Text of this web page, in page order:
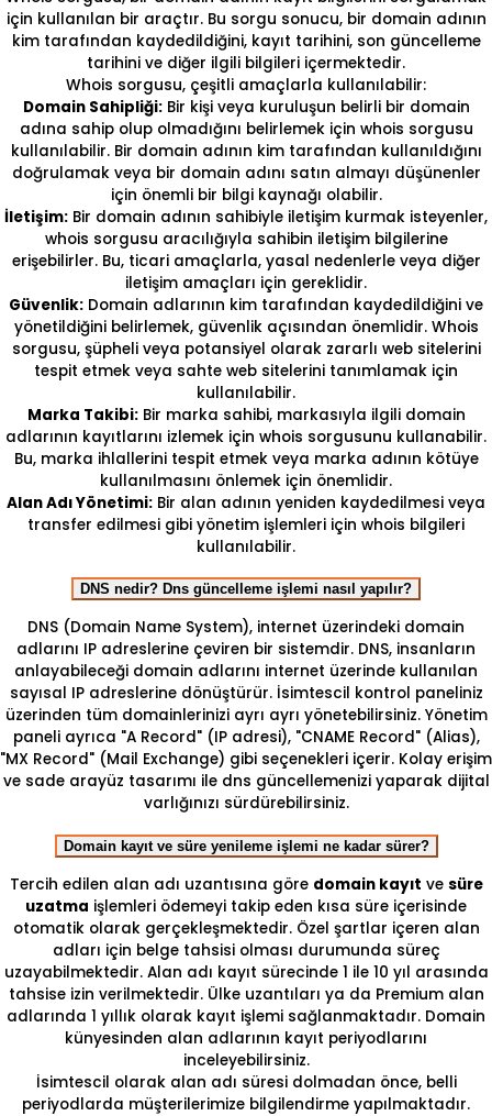
için kullanılan bir araçtır. Bu sorgu sonucu, bir domain adının
kim tarafından kaydedildiğini, kayıt tarihini, son güncelleme
tarihini ve diğer ilgili bilgileri içermektedir.
Whois sorgusu, çeşitli amaçlarla kullanılabilir:
Domain Sahipliği:Bir kişi veya kuruluşun belirli bir domain
adına sahip olup olmadığını belirlemek için whois sorgusu
kullanılabilir. Bir domain adının kim tarafından kullanıldığını
doğrulamak veya bir domain adını satın almayı düşünenler
için önemli bir bilgi kaynağı olabilir.
İletişim: Bir domain adının sahibiyle iletişim kurmak isteyenler,
whois sorgusu aracılığıyla sahibin iletişim bilgilerine
erişebilirler. Bu, ticari amaçlarla, yasal nedenlerle veya diğer
iletişim amaçları için gereklidir.
Güvenlik: Domain adlarının kim tarafından kaydedildiğini ve
yönetildiğini belirlemek, güvenlik açısından önemlidir. Whois
sorgusu, şüpheli veya potansiyel olarak zararlı web sitelerini
tespit etmek veya sahte web sitelerini tanımlamak için
kullanılabilir.
Marka Takibi:Bir marka sahibi, markasıyla ilgili domain
adlarının kayıtlarını izlemek için whois sorgusunu kullanabilir.
Bu, marka ihlallerini tespit etmek veya marka adının kötüye
kullanılmasını önlemek için önemlidir.
Alan Adı Yönetimi: Bir alan adının yeniden kaydedilmesi veya
transfer edilmesi gibi yönetim işlemleri için whois bilgileri
kullanılabilir.
DNS nedir? Dns güncelleme işlemi nasıl yapılır?
DNS (Domain Name System), internet üzerindeki domain
adlarını IP adreslerine çeviren bir sistemdir. DNS, insanların
anlayabileceği domain adlarını internet üzerinde kullanılan
sayısal IP adreslerine dönüştürür. İsimtescil kontrol paneliniz
üzerinden tüm domainlerinizi ayrı ayrı yönetebilirsiniz. Yönetim
paneli ayrıca "A Record" (IP adresi), "CNAME Record" (Alias),
"MX Record" (Mail Exchange) gibi seçenekleri içerir. Kolay erişim
ve sade arayüz tasarımı ile dns güncellemenizi yaparak dijital
varlığınızı sürdürebilirsiniz.
Domain kayıt ve süre yenileme işlemi ne kadar sürer?
Tercih edilen alan adı uzantısına göre domain kayıt ve süre
uzatma işlemleri ödemeyi takip eden kısa süre içerisinde
otomatik olarak gerçekleşmektedir. Özel şartlar içeren alan
adları için belge tahsisi olması durumunda süreç
uzayabilmektedir. Alan adı kayıt sürecinde 1 ile 10 yıl arasında
tahsise izin verilmektedir. Ülke uzantıları ya da Premium alan
adlarında 1 yıllık olarak kayıt işlemi sağlanmaktadır. Domain
künyesinden alan adlarının kayıt periyodlarını
inceleyebilirsiniz.
İsimtescil olarak alan adı süresi dolmadan önce, belli
periyodlarda müşterilerimize bilgilendirme yapılmaktadır.